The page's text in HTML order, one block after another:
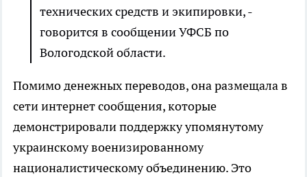
технических средств и экипировки, -
говорится в сообщении УФСБ по
Вологодской области.
Помимо денежных переводов, она размещала в
сети интернет сообщения, которые
демонстрировали поддержку упомянутому
украинскому военизированному
националистическому объединению. Это